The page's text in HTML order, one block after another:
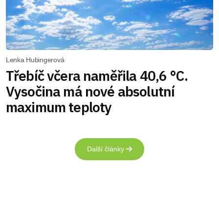
Lenka Hubingerová
Třebíč včera naměřila 40,6 °C.
Vysočina má nové absolutní
maximum teploty
Další články